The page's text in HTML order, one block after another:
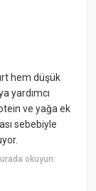
hem düşük
yardımcı
ve yağa ek
sebebiyle
okuyun: